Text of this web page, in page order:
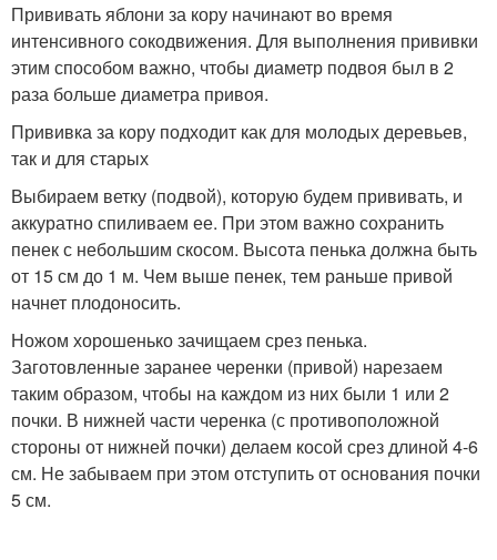
Прививать яблони за кору начинают во время
интенсивного сокодвижения. Для выполнения прививки
этим способом важно, чтобы диаметр подвоя был в 2
раза больше диаметра привоя.
Прививка за кору подходит как для молодых деревьев,
так и для старых
Выбираем ветку (подвой), которую будем прививать, и
аккуратно спиливаем ее. При этом важно сохранить
пенек с небольшим скосом. Высота пенька должна быть
от 15 см до 1 м. Чем выше пенек, тем раньше привой
начнет плодоносить.
Ножом хорошенько зачищаем срез пенька.
Заготовленные заранее черенки (привой) нарезаем
таким образом, чтобы на каждом из них были 1 или 2
почки. В нижней части черенка (с противоположной
стороны от нижней почки) делаем косой срез длиной 4-6
см. Не забываем при этом отступить от основания почки
5 см.